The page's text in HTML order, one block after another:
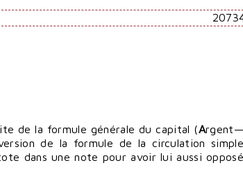
de la formule générale du capital (Argent—
de la formule de la circulation simple
dans une note pour avoir lui aussi opposé